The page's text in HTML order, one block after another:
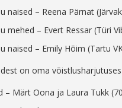
naised – Reena Pärnat
mehed – Evert Ressar (Türi
naised – Emily Hõim (Tartu
on oma
– Märt Oona ja Laura Tukk